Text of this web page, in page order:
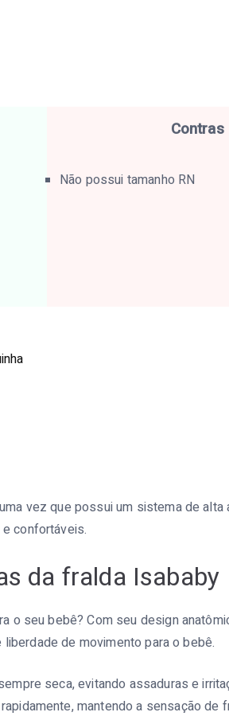
Contras
Não possui tamanho RN
vez que possui um sistema de alta
confortáveis.
da fralda Isababy
o seu bebê? Com seu design
de movimento para o bebê.
seca, evitando assaduras e
mantendo a sensação de